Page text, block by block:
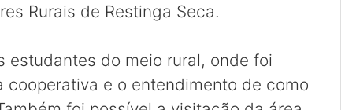
Rurais de Restinga Seca.
estudantes do meio rural, onde foi
e o entendimento de como